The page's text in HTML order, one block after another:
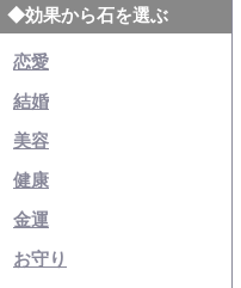
◆効果から石を選ぶ
恋愛
結婚
美容
健康
金運
お守り